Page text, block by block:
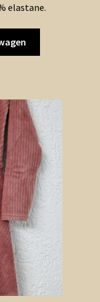
elastane.